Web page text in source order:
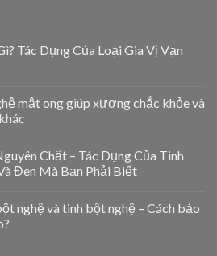
Tác Dụng Của Loại Gia Vị Vạn
mật ong giúp xương chắc khỏe và
Chất – Tác Dụng Của Tinh
Đen Mà Bạn Phải Biết
nghệ và tinh bột nghệ – Cách bảo